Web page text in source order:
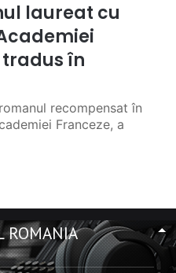
laureat cu
tradus în
recompensat în
Franceze, a
(C) 2020-2023
ROMANIA